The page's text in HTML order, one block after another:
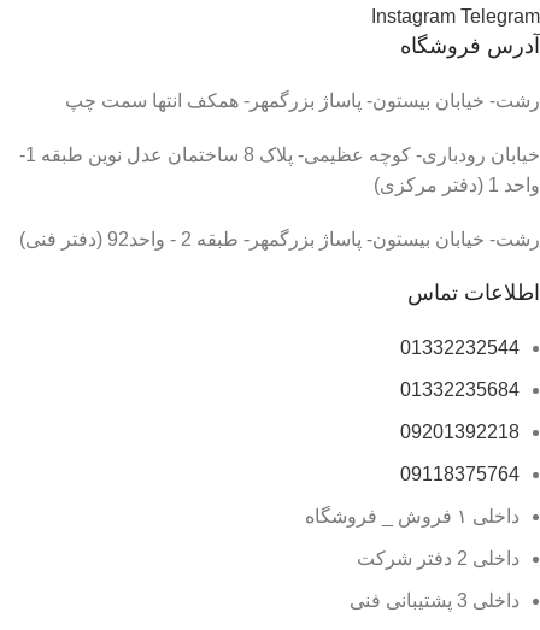
Instagram Telegram
آدرس فروشگاه
رشت- خیابان بیستون- پاساژ بزرگمهر- همکف انتها سمت چپ
خیابان رودباری- کوچه عظیمی- پلاک 8 ساختمان عدل نوین طبقه 1-
واحد 1 (دفتر مرکزی)
رشت- خیابان بیستون- پاساژ بزرگمهر- طبقه 2 - واحد92 (دفتر فنی)
اطلاعات تماس
01332232544
01332235684
09201392218
09118375764
داخلی ۱ فروش _ فروشگاه
داخلی 2 دفتر شرکت
داخلی 3 پشتیبانی فنی